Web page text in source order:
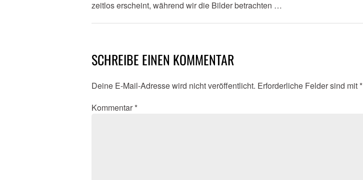
zeitlos erscheint, während wir die Bilder betrachten …
SCHREIBE EINEN KOMMENTAR
Deine E-Mail-Adresse wird nicht veröffentlicht. Erforderliche Felder sind mit *
Kommentar *